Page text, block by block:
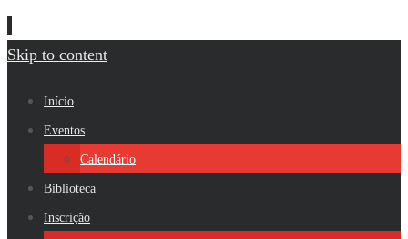
Skip to content
Início
Eventos
Calendário
Biblioteca
Inscrição